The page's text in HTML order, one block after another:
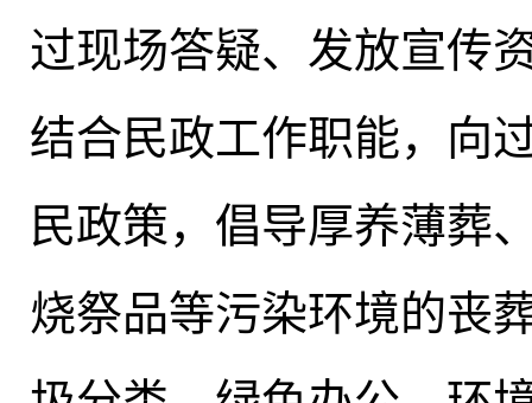
过现场答疑、发放宣传
结合民政工作职能，向
民政策， 倡导厚养薄葬
烧祭品等污染环境的丧